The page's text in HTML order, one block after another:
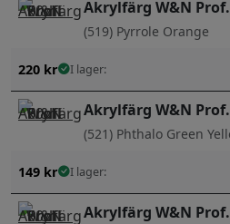
Akrylfärg W&N
(519) Pyrrole Orange
220 kr I lager:
Akrylfärg W&N
(521) Phthalo Green
149 kr I lager:
Akrylfärg W&N